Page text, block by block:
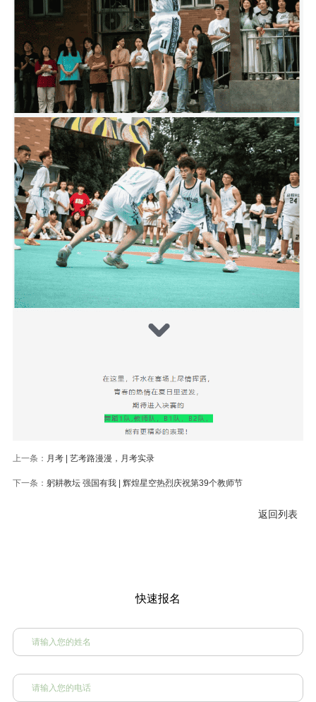
上一条： 月考 | 艺考路漫漫，月考实录
下一条： 躬耕教坛 强国有我 | 辉煌星空热烈庆祝第39个教师节
返回列表
快速报名